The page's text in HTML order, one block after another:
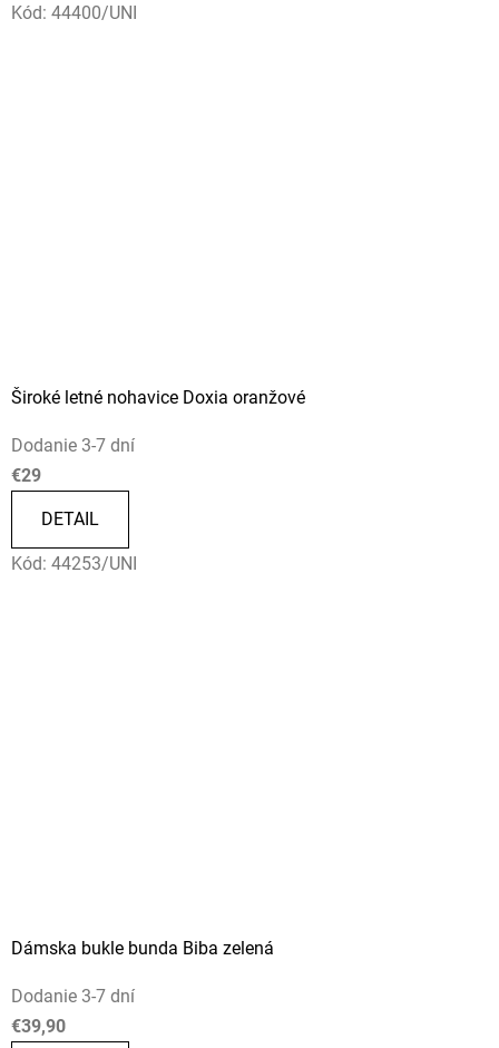
Kód: 44400/UNI
Široké letné nohavice Doxia oranžové
Dodanie 3-7 dní
€29
DETAIL
Kód: 44253/UNI
Dámska bukle bunda Biba zelená
Dodanie 3-7 dní
€39,90